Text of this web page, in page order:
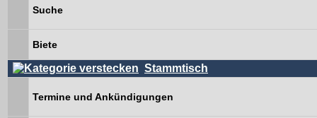
Suche
Biete
Stammtisch
Termine und Ankündigungen